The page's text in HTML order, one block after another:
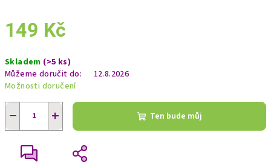
149 Kč
cena:
Skladem (>5 ks)
Můžeme doručit do:
12.8.2026
Možnosti doručení
+
− Ten bude můj